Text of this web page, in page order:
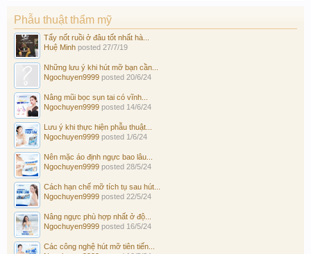
Phẫu thuật thẩm mỹ
Tẩy nốt ruồi ở đâu tốt nhất hà...
Huệ Minh posted 27/7/19
Những lưu ý khi hút mỡ bạn cần...
Ngochuyen9999 posted 20/6/24
Nâng mũi bọc sụn tai có vĩnh...
Ngochuyen9999 posted 14/6/24
Lưu ý khi thực hiện phẫu thuật...
Ngochuyen9999 posted 1/6/24
Nên mặc áo định ngực bao lâu...
Ngochuyen9999 posted 28/5/24
Cách hạn chế mỡ tích tụ sau hút...
Ngochuyen9999 posted 22/5/24
Nâng ngực phù hợp nhất ở độ...
Ngochuyen9999 posted 16/5/24
Các công nghệ hút mỡ tiên tiến...